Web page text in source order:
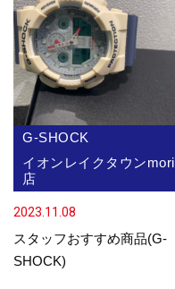
G-SHOCK
イオンレイクタウンmori
店
2023.11.08
スタッフおすすめ商品(G-
SHOCK)